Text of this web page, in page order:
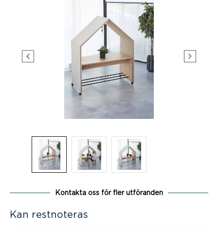
Kontakta oss för fler utföranden
Kan restnoteras